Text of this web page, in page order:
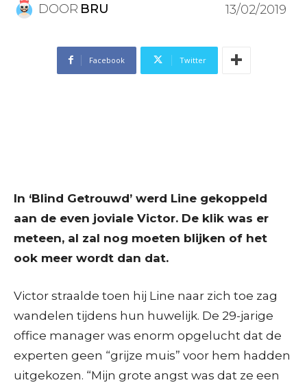
DOOR BRU 13/02/2019
Facebook Twitter
In ‘Blind Getrouwd’ werd Line gekoppeld
aan de even joviale Victor. De klik was er
meteen, al zal nog moeten blijken of het
ook meer wordt dan dat.
Victor straalde toen hij Line naar zich toe zag
wandelen tijdens hun huwelijk. De 29-jarige
office manager was enorm opgelucht dat de
experten geen “grijze muis” voor hem hadden
uitgekozen. “Mijn grote angst was dat ze een